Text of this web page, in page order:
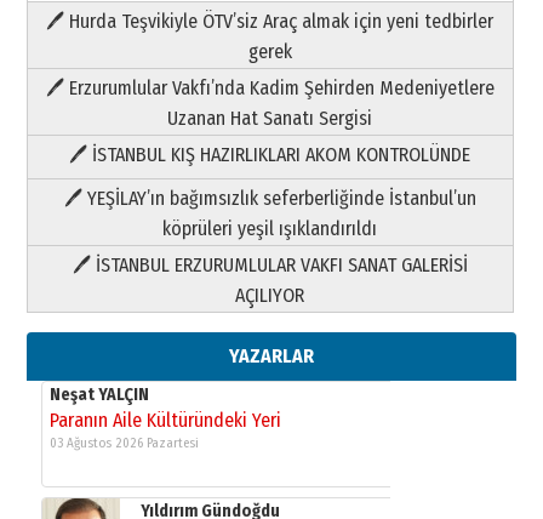
🖊 Hurda Teşvikiyle ÖTV’siz Araç almak için yeni tedbirler
gerek
🖊 Erzurumlular Vakfı’nda Kadim Şehirden Medeniyetlere
Uzanan Hat Sanatı Sergisi
🖊 İSTANBUL KIŞ HAZIRLIKLARI AKOM KONTROLÜNDE
🖊 YEŞİLAY’ın bağımsızlık seferberliğinde İstanbul’un
köprüleri yeşil ışıklandırıldı
🖊 İSTANBUL ERZURUMLULAR VAKFI SANAT GALERİSİ
AÇILIYOR
YAZARLAR
Şampiyonluk Sebahattin Şirin’e
yazar
11 Mayıs 2026 Pazartesi
Paranın Aile Kültüründeki Yeri
03 Ağustos 2026 Pazartesi
Yıldırım Gündoğdu
HAVVA’NIN ÜÇ KIZI
09 Temmuz 2026 Perşembe
Yusuf POLAT
Şampiyonluk Sebahattin Şirin’e
yazar
11 Mayıs 2026 Pazartesi
Neşat YALÇIN
03 Ağustos 2026 Pazartesi